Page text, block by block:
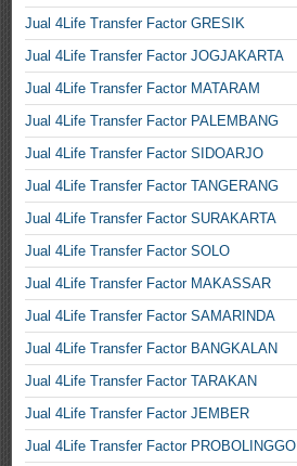
Jual 4Life Transfer Factor GRESIK
Jual 4Life Transfer Factor JOGJAKARTA
Jual 4Life Transfer Factor MATARAM
Jual 4Life Transfer Factor PALEMBANG
Jual 4Life Transfer Factor SIDOARJO
Jual 4Life Transfer Factor TANGERANG
Jual 4Life Transfer Factor SURAKARTA
Jual 4Life Transfer Factor SOLO
Jual 4Life Transfer Factor MAKASSAR
Jual 4Life Transfer Factor SAMARINDA
Jual 4Life Transfer Factor BANGKALAN
Jual 4Life Transfer Factor TARAKAN
Jual 4Life Transfer Factor JEMBER
Jual 4Life Transfer Factor PROBOLINGGO